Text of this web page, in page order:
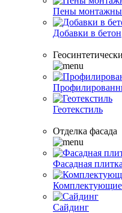
Пены
Добавки в бетон
Геотекстиль
Отделка фасада
Фасадная плитка
Комплектующие
Сайдинг